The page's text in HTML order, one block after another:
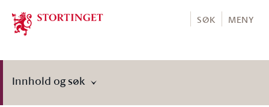
Stortinget.no
SØK MENY
Innhold og søk